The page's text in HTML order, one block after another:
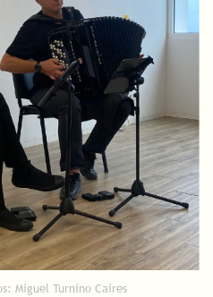
Miguel Turnino Caires